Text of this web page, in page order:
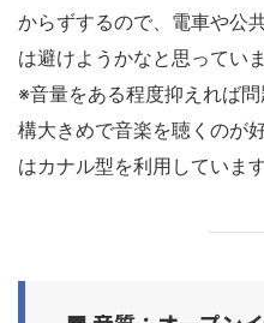
からずするので、電車や公
は避けようかなと思っていま
※音量をある程度抑えれば
構大きめで音楽を聴くのが
はカナル型を利用しています